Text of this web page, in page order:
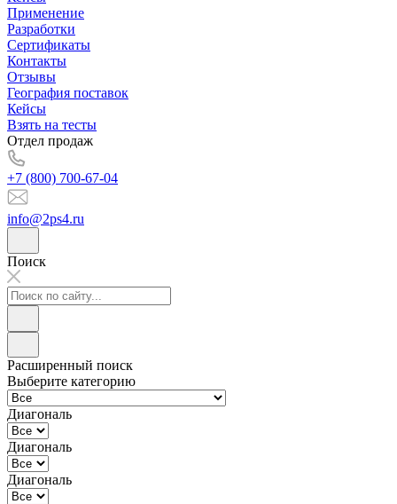
Применение
Разработки
Сертификаты
Контакты
Отзывы
География поставок
Кейсы
Взять на тесты
Отдел продаж
+7 (800) 700-67-04
info@2ps4.ru
Поиск
Расширенный поиск
Выберите категорию
Диагональ
Диагональ
Диагональ